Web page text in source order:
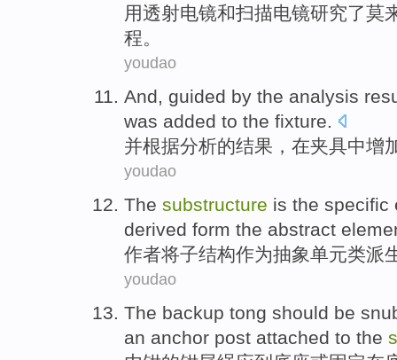
用透射电镜和扫描电镜研究了莫
程。
youdao
And, guided by the analysis
was added to the fixture.
并根据分析的结果 ，在夹具中增
youdao
The substructure is the specific
derived form the abstract
作者将子结构作为抽象单元类派
youdao
The backup tong should be
an anchor post attached to the